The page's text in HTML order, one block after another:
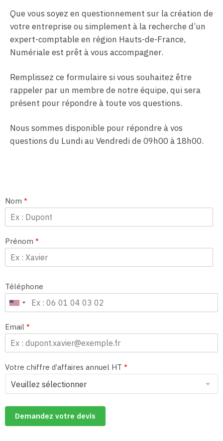
Que vous soyez en questionnement sur la création de
votre entreprise ou simplement à la recherche d’un
expert-comptable en région Hauts-de-France,
Numériale est prêt à vous accompagner.
Remplissez ce formulaire si vous souhaitez être
rappeler par un membre de notre équipe, qui sera
présent pour répondre à toute vos questions.
Nous sommes disponible pour répondre à vos
questions du Lundi au Vendredi de 09h00 à 18h00.
Nom *
Prénom *
Téléphone
Email *
Votre chiffre d’affaires annuel HT *
Demandez votre devis